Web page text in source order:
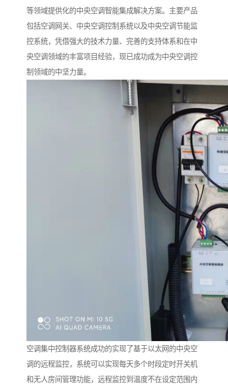
等领域提供化的中央空调智能集成解决方案。主要产品
包括空调网关、中央空调控制系统以及中央空调节能监
控系统，凭借强大的技术力量、完善的支持体系和在中
央空调领域的丰富项目经验，现已成功成为中央空调控
制领域的中坚力量。
空调集中控制器系统成功的实现了基于以太网的中央空
调的远程监控，系统可以实现每天多个时段定时开关机
和无人房间管理功能，远程监控到温度不在设定范围内